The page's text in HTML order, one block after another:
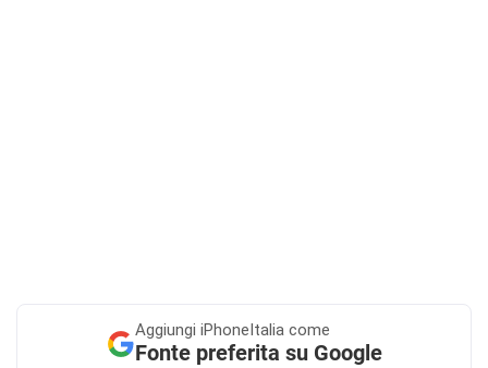
Aggiungi iPhoneItalia come
Fonte preferita su Google